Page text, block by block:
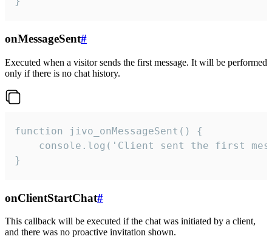
onMessageSent#
Executed when a visitor sends the first message. It will be performed
only if there is no chat history.
function jivo_onMessageSent() {
console.log('Client sent the first
}
onClientStartChat#
This callback will be executed if the chat was initiated by a client,
and there was no proactive invitation shown.